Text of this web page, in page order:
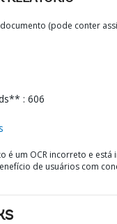
(pode conter
: 606
é um OCR incorreto e está
de usuários com